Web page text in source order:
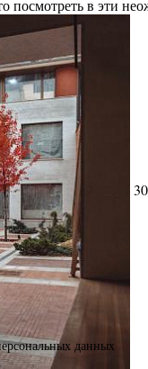
данных
посмотреть в эти